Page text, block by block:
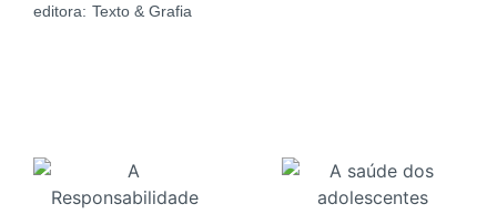
editora: Texto & Grafia